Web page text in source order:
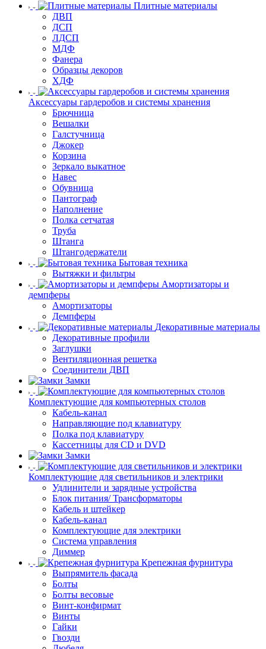
Плитные материалы
ДВП
ДСП
ЛДСП
МДФ
Фанера
Образцы декоров
ХДФ
Аксессуары гардеробов и системы хранения
Брючница
Вешалки
Галстучница
Джокер
Корзина
Зеркало выкатное
Навес
Обувница
Пантограф
Наполнение
Полка сетчатая
Труба
Штанга
Штангодержатели
Бытовая техника
Вытяжки и фильтры
Амортизаторы и
демпферы
Амортизаторы
Демпферы
Декоративные материалы
Декоративные профили
Заглушки
Вентиляционная решетка
Соединители ДВП
Замки
Комплектующие для компьютерных столов
Кабель-канал
Направляющие под клавиатуру
Полка под клавиатуру
Кассетницы для CD и DVD
Замки
Комплектующие для светильников и электрики
Удлинители и зарядные устройства
Блок питания/ Трансформаторы
Кабель и штейкер
Кабель-канал
Комплектующие для электрики
Система управления
Диммер
Крепежная фурнитура
Выпрямитель фасада
Болты
Болты весовые
Винт-конфирмат
Винты
Гайки
Гвозди